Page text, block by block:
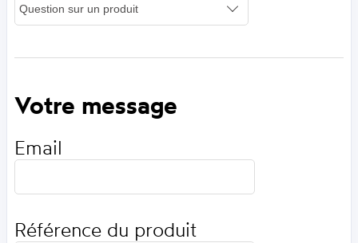
Votre message
Email
Référence du produit